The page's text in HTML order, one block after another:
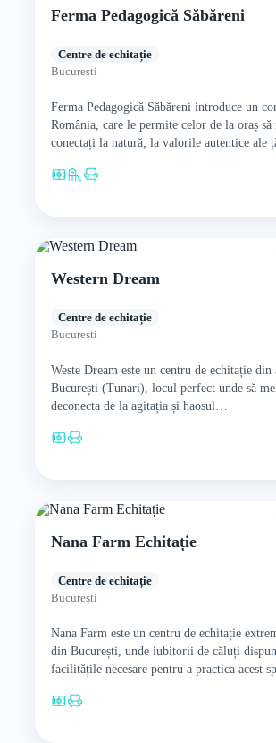
Ferma Pedagogică Săbăreni
Centre de echitație
București
Ferma Pedagogică Săbăreni introduce un
România, care le permite celor de la oraș să
conectați la natură, la valorile autentice ale
Western Dream
Centre de echitație
București
Weste Dream este un centru de echitație din
București (Tunari), locul perfect unde să
deconecta de la agitația și haosul…
Nana Farm Echitație
Centre de echitație
București
Nana Farm este un centru de echitație
din București, unde iubitorii de căluți
facilitățile necesare pentru a practica acest